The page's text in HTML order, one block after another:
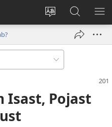
Muuda
veebisaidi
Logi
sisse
akna)
Otsi
saidilt
JW.ORG
Isast, Pojast